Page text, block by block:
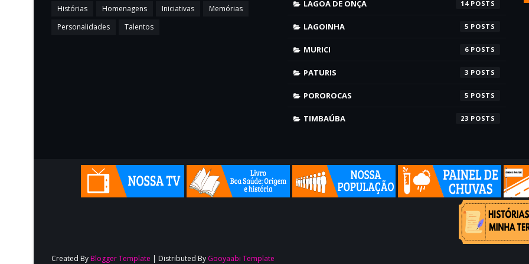
Histórias Homenagens Iniciativas
Memórias
Personalidades
Talentos
LAGOA DE ONÇA 14
LAGOINHA 5
MURICI 6
PATURIS 3
POROROCAS 5
TIMBAÚBA 23
Created By Blogger Template | Distributed By Gooyaabi Template